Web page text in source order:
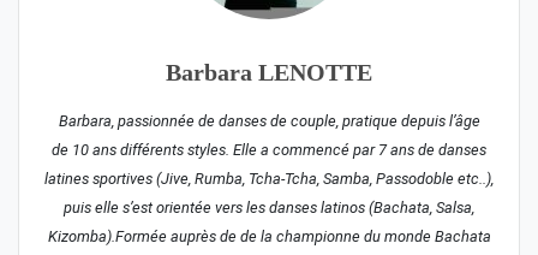
Barbara LENOTTE
Barbara, passionnée de danses de couple, pratique depuis l’âge
de 10 ans différents styles. Elle a commencé par 7 ans de danses
latines sportives (Jive, Rumba, Tcha-Tcha, Samba, Passodoble etc..),
puis elle s’est orientée vers les danses latinos (Bachata, Salsa,
Kizomba).Formée auprès de de la championne du monde Bachata